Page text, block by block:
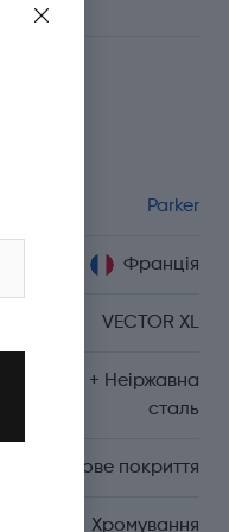
Parker
Франція
VECTOR XL
Латунь + Неіржавна
сталь
Матове покриття
Хромування